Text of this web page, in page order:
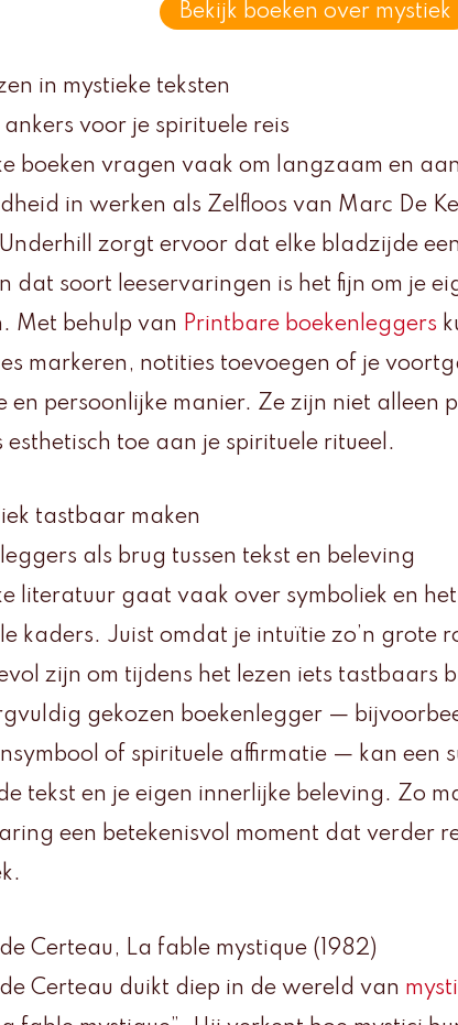
Bekijk boeken over mystiek
in mystieke teksten
ankers voor je spirituele reis
boeken vragen vaak om langzaam en
in werken als Zelfloos van Marc De
Underhill zorgt ervoor dat elke bladzijde
dat soort leeservaringen is het fijn om je
Met behulp van Printbare boekenleggers
markeren, notities toevoegen of je
en persoonlijke manier. Ze zijn niet alleen
esthetisch toe aan je spirituele ritueel.
tastbaar maken
als brug tussen tekst en beleving
literatuur gaat vaak over symboliek en
kaders. Juist omdat je intuïtie zo’n grote
zijn om tijdens het lezen iets tastbaars
gekozen boekenlegger —
of spirituele affirmatie — kan een
tekst en je eigen innerlijke beleving. Zo
een betekenisvol moment dat verder
Certeau, La fable mystique (1982)
Certeau duikt diep in de wereld van